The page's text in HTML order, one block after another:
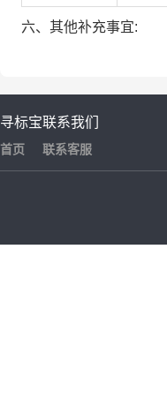
六、其他补充事宜:
寻标宝
首页
联系我们
联系客服